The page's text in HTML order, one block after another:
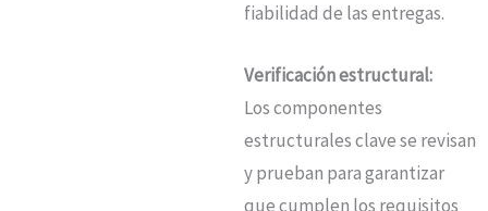
fiabilidad de las entregas.
Verificación estructural:
Los componentes
estructurales clave se revisan
y prueban para garantizar
que cumplen los requisitos